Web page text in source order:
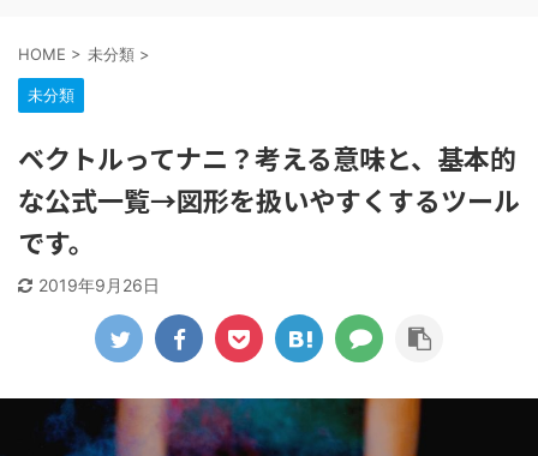
HOME > 未分類 >
未分類
ベクトルってナニ？考える意味と、基本的
な公式一覧→図形を扱いやすくするツール
です。
2019年9月26日